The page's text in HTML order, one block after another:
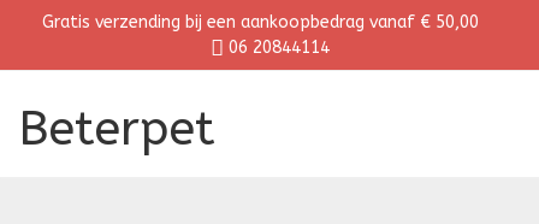
Gratis verzending bij een aankoopbedrag vanaf € 50,00
06 20844114
Beterpet